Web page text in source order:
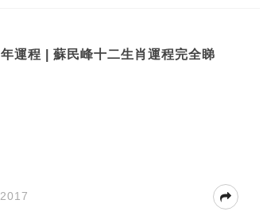
運程 | 蘇民峰十二生肖運程完全睇